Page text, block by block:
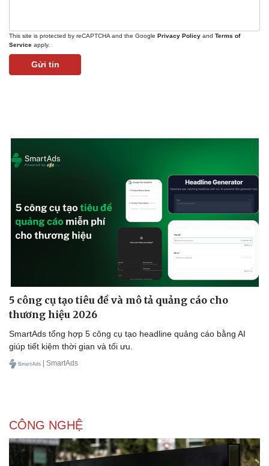
Pháp luật
Vụ án
Lịch thi đấu bóng đá
eSports
Hậu trường
This site is protected by reCAPTCHA and the Google Privacy Policy and Terms of
Service apply.
Gửi tin
5 công cụ tạo tiêu đề và mô tả quảng cáo cho
thương hiệu 2026
SmartAds tổng hợp 5 công cụ tạo headline quảng cáo bằng AI
giúp tiết kiệm thời gian và tối ưu.
| SmartAds
CÔNG NGHỆ